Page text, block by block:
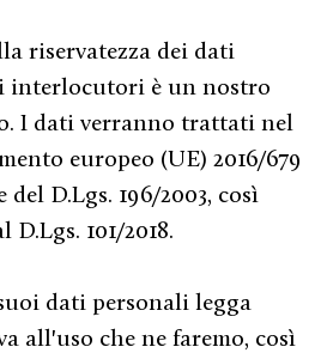
riservatezza dei dati
interlocutori è un nostro
I dati verranno trattati nel
europeo (UE) 2016/679
D.Lgs. 196/2003, così
101/2018.
dati personali legga
all'uso che ne faremo, così